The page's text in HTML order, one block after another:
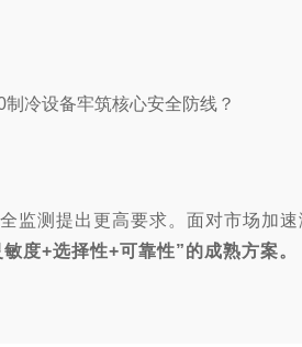
测提出更高要求。面对市场加
度+选择性+可靠性”的成熟方案。